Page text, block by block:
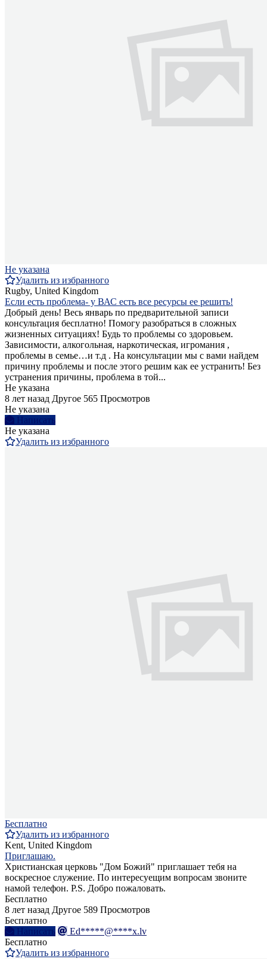
Не указана
Удалить из избранного
Rugby, United Kingdom
Если есть проблема- у ВАС есть все ресурсы ее решить!
Добрый день! Весь январь по предварительной записи
консультация бесплатно! Помогу разобраться в сложных
жизненных ситуациях! Будь то проблемы со здоровьем.
Зависимости, алкогольная, наркотическая, игромания ,
проблемы в семье…и т.д . На консультации мы с вами найдем
причину проблемы и после этого решим как ее устранить! Без
устранения причины, проблема в той...
Не указана
8 лет назад Другое 565 Просмотров
Не указана
Написать
Не указана
Удалить из избранного
Бесплатно
Удалить из избранного
Kent, United Kingdom
Приглашаю.
Христианская церковь "Дом Божий" приглашает тебя на
воскресное служение. По интересуещим вопросам звоните
намой телефон. P.S. Добро пожаловать.
Бесплатно
8 лет назад Другое 589 Просмотров
Бесплатно
Написать
Ed*****@****x.lv
Бесплатно
Удалить из избранного